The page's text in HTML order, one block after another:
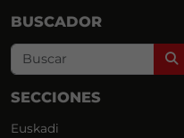
BUSCADOR
SECCIONES
Euskadi